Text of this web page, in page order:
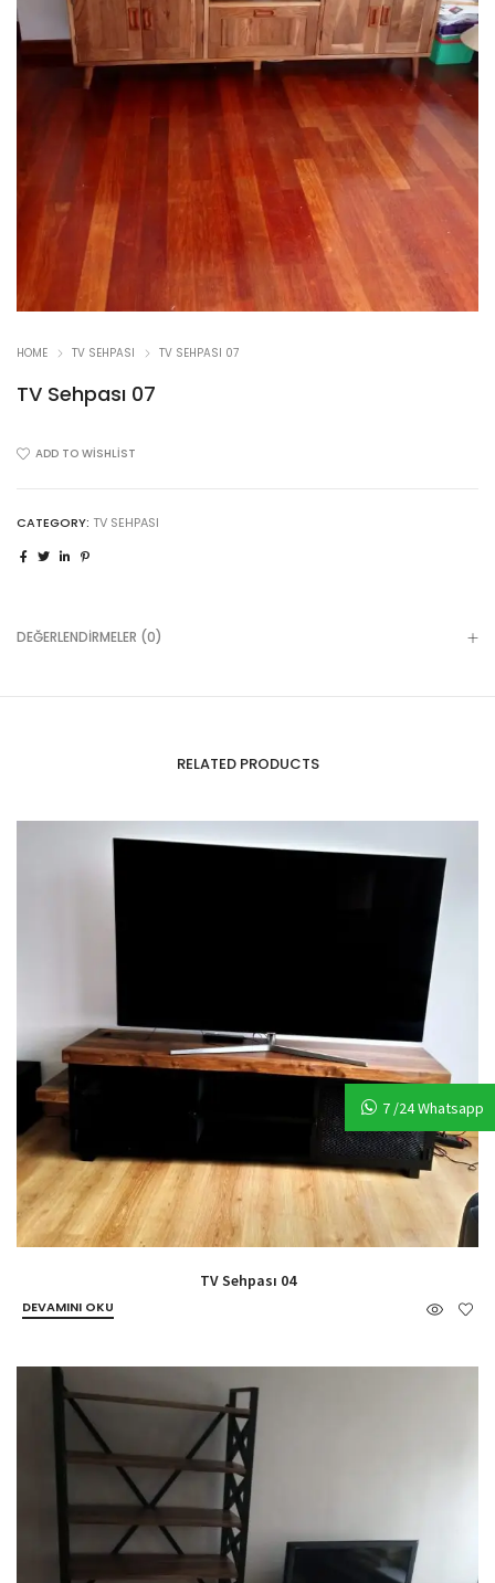
HOME TV SEHPASI TV SEHPASI 07
TV Sehpası 07
ADD TO WISHLIST
CATEGORY: TV SEHPASI
DEĞERLENDIRMELER (0)
RELATED PRODUCTS
TV Sehpası 04
DEVAMINI OKU
7 /24 Whatsapp